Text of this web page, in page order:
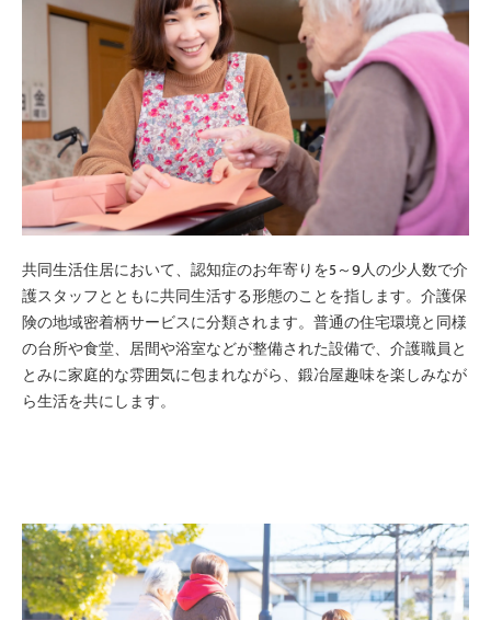
共同生活住居において、認知症のお年寄りを5～9人の少人数で介
護スタッフとともに共同生活する形態のことを指します。介護保
険の地域密着柄サービスに分類されます。普通の住宅環境と同様
の台所や食堂、居間や浴室などが整備された設備で、介護職員と
とみに家庭的な雰囲気に包まれながら、鍛冶屋趣味を楽しみなが
ら生活を共にします。